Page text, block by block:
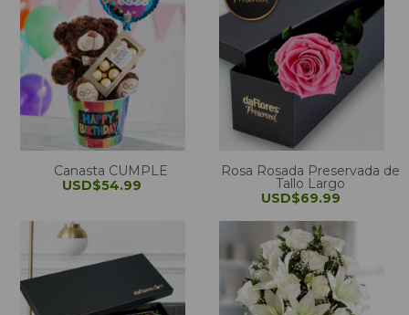
Canasta CUMPLE
USD$54.99
Rosa Rosada Preservada de
Tallo Largo
USD$69.99